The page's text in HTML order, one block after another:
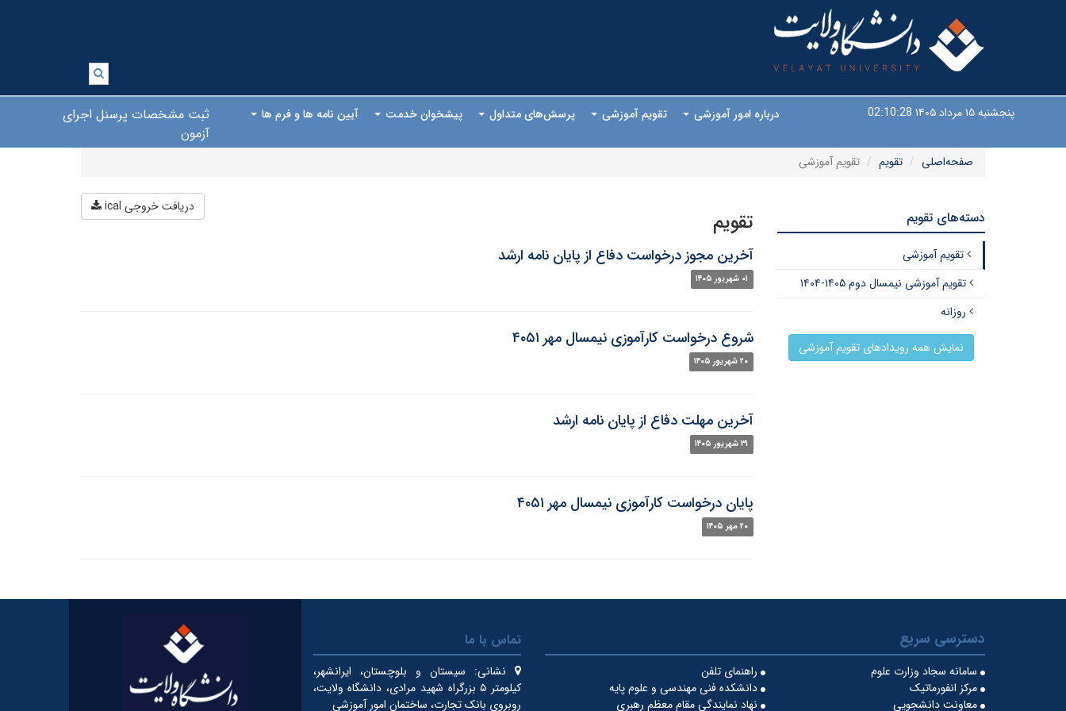
پنجشنبه ۱۵ مرداد ۱۴۰۵ 02:10:28
ثبت مشخصات پرسنل اجرای
آزمون
درباره امور آموزشی تقویم آموزشی پرسش‌های متداول پیشخوان خدمت آیین نامه ها و فرم ها
صفحه‌اصلی تقویم تقویم آموزشی
تقویم
دریافت خروجی ical
آخرین مجوز درخواست دفاع از پایان نامه ارشد
۰۱ شهریور ۱۴۰۵
شروع درخواست کارآموزی نیمسال مهر ۴۰۵۱
۲۰ شهریور ۱۴۰۵
آخرین مهلت دفاع از پایان نامه ارشد
۳۱ شهریور ۱۴۰۵
پایان درخواست کارآموزی نیمسال مهر ۴۰۵۱
۲۰ مهر ۱۴۰۵
دسته‌های تقویم
تقویم آموزشی
تقویم آموزشی نیمسال دوم ۱۴۰۵-۱۴۰۴
روزانه
نمایش همه رویدادهای تقویم آموزشی
دسترسی سریع
راهنمای تلفن
سامانه سجاد وزارت علوم
دانشکده فنی مهندسی و علوم پایه
مرکز انفورماتیک
نهاد نمایندگی مقام معظم رهبری
معاونت دانشجویی
تماس با ما
نشانی: سیستان و بلوچستان، ایرانشهر،
کیلومتر ۵ بزرگراه شهید مرادی، دانشگاه ولایت،
روبروی بانک تجارت، ساختمان امور آموزشی